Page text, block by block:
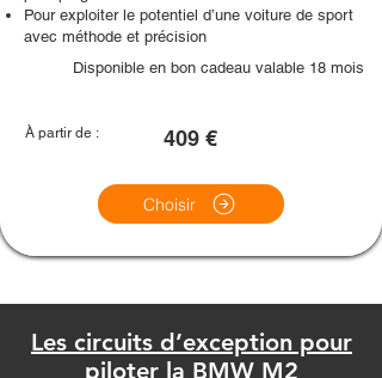
Pour exploiter le potentiel d’une voiture de sport
avec méthode et précision
Disponible en bon cadeau valable 18 mois
À partir de : 409 €
Choisir
Les circuits d’exception pour
piloter la BMW M2